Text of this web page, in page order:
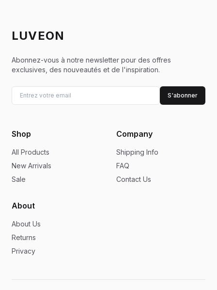
LUVEON
Abonnez-vous à notre newsletter pour des offres
exclusives, des nouveautés et de l'inspiration.
S'abonner
Shop
All Products
New Arrivals
Sale
Company
Shipping Info
FAQ
Contact Us
About
About Us
Returns
Privacy